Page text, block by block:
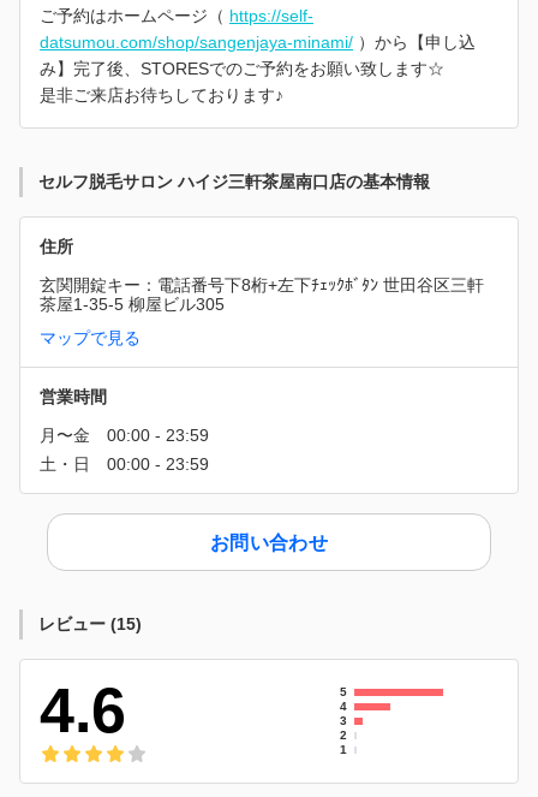
ご予約はホームページ（ https://self-
datsumou.com/shop/sangenjaya-minami/ ）から【申し込
み】完了後、STORESでのご予約をお願い致します☆
是非ご来店お待ちしております♪
セルフ脱毛サロン ハイジ三軒茶屋南口店の基本情報
住所
玄関開錠キー：電話番号下8桁+左下ﾁｪｯｸﾎﾞﾀﾝ 世田谷区三軒
茶屋1-35-5 柳屋ビル305
マップで見る
営業時間
お問い合わせ
レビュー (15)
4.6
5
4
3
2
1